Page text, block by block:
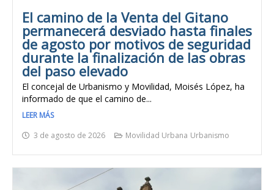
El camino de la Venta del Gitano
permanecerá desviado hasta finales
de agosto por motivos de seguridad
durante la finalización de las obras
del paso elevado
El concejal de Urbanismo y Movilidad, Moisés López, ha
informado de que el camino de...
LEER MÁS
3 de agosto de 2026
Movilidad Urbana Urbanismo